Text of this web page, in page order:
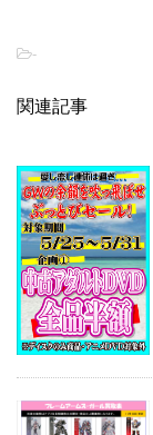
-
関連記事